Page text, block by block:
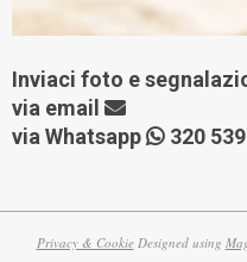
Inviaci foto e
via email
via Whatsapp
320
Privacy & CookieDesigned using